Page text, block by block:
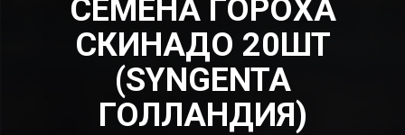
СЕМЕНА ГОРОХА
СКИНАДО 20ШТ
(SYNGENTA
ГОЛЛАНДИЯ)